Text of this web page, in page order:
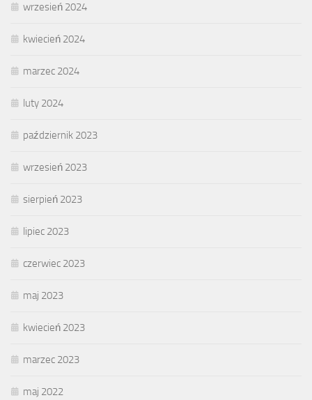
wrzesień 2024
kwiecień 2024
marzec 2024
luty 2024
październik 2023
wrzesień 2023
sierpień 2023
lipiec 2023
czerwiec 2023
maj 2023
kwiecień 2023
marzec 2023
maj 2022